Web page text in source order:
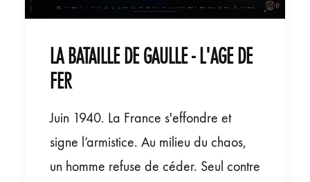
LA BATAILLE DE GAULLE - L'AGE DE
FER
Juin 1940. La France s'effondre et
signe l’armistice. Au milieu du chaos,
un homme refuse de céder. Seul contre